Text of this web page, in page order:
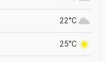
22°C
25°C